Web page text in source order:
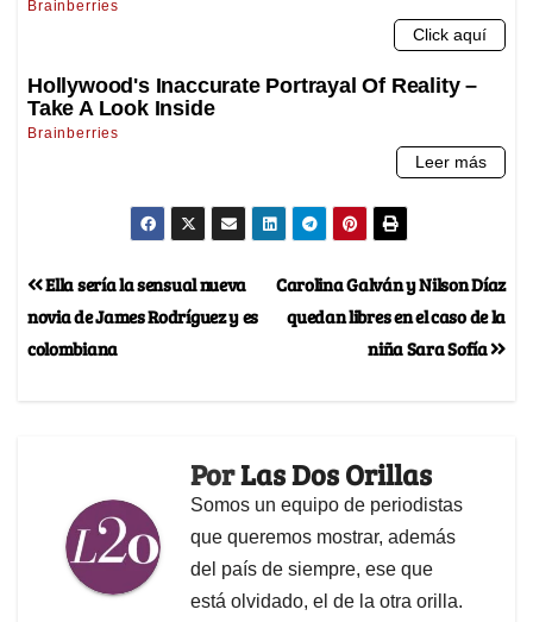
Carolina Galván y Nilson Díaz
quedan libres en el caso de la
niña Sara Sofía
Ella sería la sensual nueva
novia de James Rodríguez y es
colombiana
PorLas Dos Orillas
Somos un equipo de periodistas
que queremos mostrar, además
del país de siempre, ese que
está olvidado, el de la otra orilla.